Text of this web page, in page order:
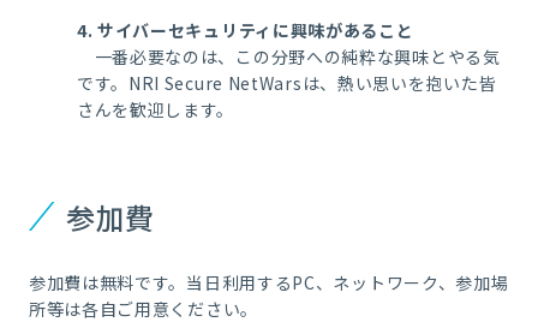
4. サイバーセキュリティに興味があること
一番必要なのは、この分野への純粋な興味とやる気
です。NRI Secure NetWarsは、熱い思いを抱いた皆
さんを歓迎します。
参加費
参加費は無料です。当日利用するPC、ネットワーク、参加場
所等は各自ご用意ください。